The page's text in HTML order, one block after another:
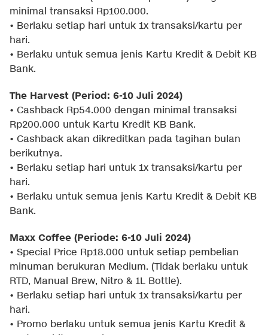
minimal transaksi Rp100.000.
• Berlaku setiap hari untuk 1x transaksi/kartu per
hari.
• Berlaku untuk semua jenis Kartu Kredit & Debit KB
Bank.
The Harvest (Period: 6-10 Juli 2024)
• Cashback Rp54.000 dengan minimal transaksi
Rp200.000 untuk Kartu Kredit KB Bank.
• Cashback akan dikreditkan pada tagihan bulan
berikutnya.
• Berlaku setiap hari untuk 1x transaksi/kartu per
hari.
• Berlaku untuk semua jenis Kartu Kredit & Debit KB
Bank.
Maxx Coffee (Periode: 6-10 Juli 2024)
• Special Price Rp18.000 untuk setiap pembelian
minuman berukuran Medium. (Tidak berlaku untuk
RTD, Manual Brew, Nitro & 1L Bottle).
• Berlaku setiap hari untuk 1x transaksi/kartu per
hari.
• Promo berlaku untuk semua jenis Kartu Kredit &